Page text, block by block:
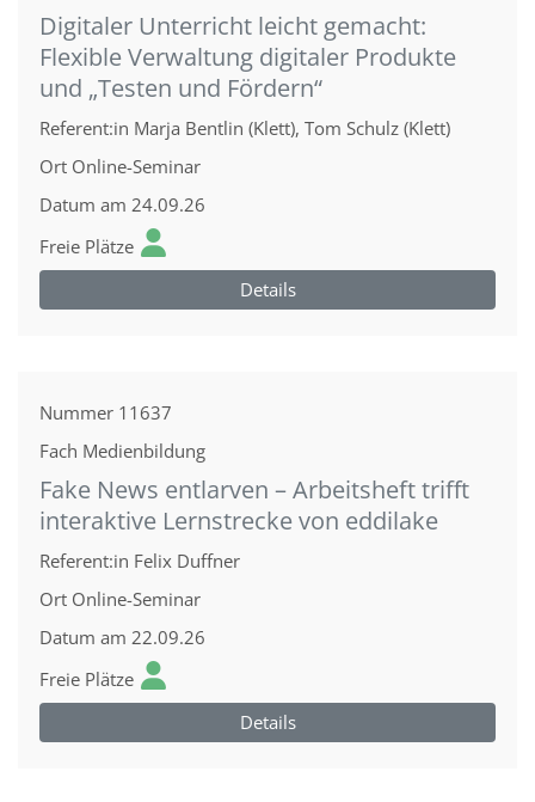
Digitaler Unterricht leicht gemacht:
Flexible Verwaltung digitaler Produkte
und „Testen und Fördern“
Referent:in Marja Bentlin (Klett), Tom Schulz (Klett)
Ort Online-Seminar
Datum am 24.09.26
Freie Plätze
Details
Nummer 11637
Fach Medienbildung
Fake News entlarven – Arbeitsheft trifft
interaktive Lernstrecke von eddilake
Referent:in Felix Duffner
Ort Online-Seminar
Datum am 22.09.26
Freie Plätze
Details